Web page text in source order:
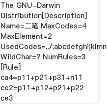
The GNU-Darwin
Distribution[Description]
Name=二笔 MaxCodes=4
MaxElement=2
UsedCodes=,./
WildChar=? NumRules=3
[Rule]
ca4=p11+p21+p31+n11
ce2=p11+p12+p21+p22
ce3